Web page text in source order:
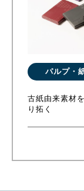
パルプ・
古紙由来素材
り拓く